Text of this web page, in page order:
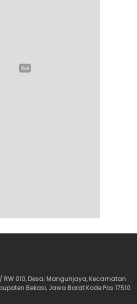
RW 010, Desa; Mangunjaya, Kecamatan
Bekasi, Jawa Barat Kode Pos 17510